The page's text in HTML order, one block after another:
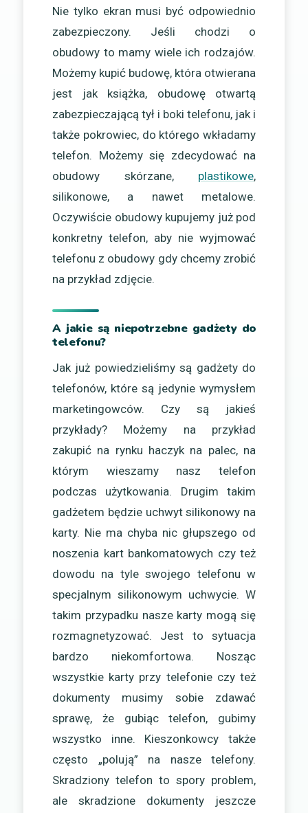
Nie tylko ekran musi być odpowiednio
zabezpieczony. Jeśli chodzi o
obudowy to mamy wiele ich rodzajów.
Możemy kupić budowę, która otwierana
jest jak książka, obudowę otwartą
zabezpieczającą tył i boki telefonu, jak i
także pokrowiec, do którego wkładamy
telefon. Możemy się zdecydować na
obudowy skórzane, plastikowe,
silikonowe, a nawet metalowe.
Oczywiście obudowy kupujemy już pod
konkretny telefon, aby nie wyjmować
telefonu z obudowy gdy chcemy zrobić
na przykład zdjęcie.
A jakie są niepotrzebne gadżety do
telefonu?
Jak już powiedzieliśmy są gadżety do
telefonów, które są jedynie wymysłem
marketingowców. Czy są jakieś
przykłady? Możemy na przykład
zakupić na rynku haczyk na palec, na
którym wieszamy nasz telefon
podczas użytkowania. Drugim takim
gadżetem będzie uchwyt silikonowy na
karty. Nie ma chyba nic głupszego od
noszenia kart bankomatowych czy też
dowodu na tyle swojego telefonu w
specjalnym silikonowym uchwycie. W
takim przypadku nasze karty mogą się
rozmagnetyzować. Jest to sytuacja
bardzo niekomfortowa. Nosząc
wszystkie karty przy telefonie czy też
dokumenty musimy sobie zdawać
sprawę, że gubiąc telefon, gubimy
wszystko inne. Kieszonkowcy także
często „polują” na nasze telefony.
Skradziony telefon to spory problem,
ale skradzione dokumenty jeszcze